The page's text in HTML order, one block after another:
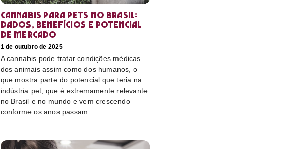
Cannabis para pets no Brasil:
dados, benefícios e potencial
de mercado
1 de outubro de 2025
A cannabis pode tratar condições médicas
dos animais assim como dos humanos, o
que mostra parte do potencial que teria na
indústria pet, que é extremamente relevante
no Brasil e no mundo e vem crescendo
conforme os anos passam